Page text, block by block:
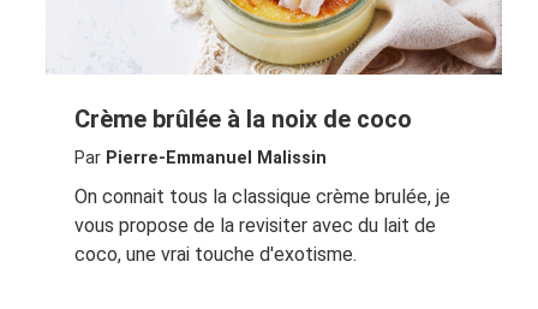
Crème brûlée à la noix de coco
Par Pierre-Emmanuel Malissin
On connait tous la classique crème brulée, je
vous propose de la revisiter avec du lait de
coco, une vrai touche d'exotisme.